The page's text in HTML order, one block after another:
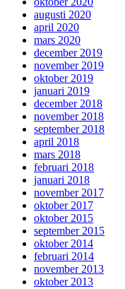
augusti 2020
april 2020
mars 2020
december 2019
november 2019
oktober 2019
januari 2019
december 2018
november 2018
september 2018
april 2018
mars 2018
februari 2018
januari 2018
november 2017
oktober 2017
oktober 2015
september 2015
oktober 2014
februari 2014
november 2013
oktober 2013